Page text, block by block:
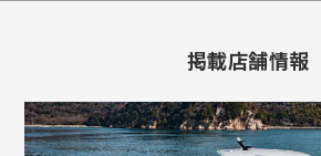
掲載店舗情報